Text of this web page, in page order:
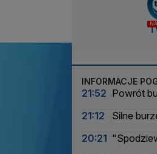
INFORMACJE
21:52 Powrót
21:12
Silne
20:21